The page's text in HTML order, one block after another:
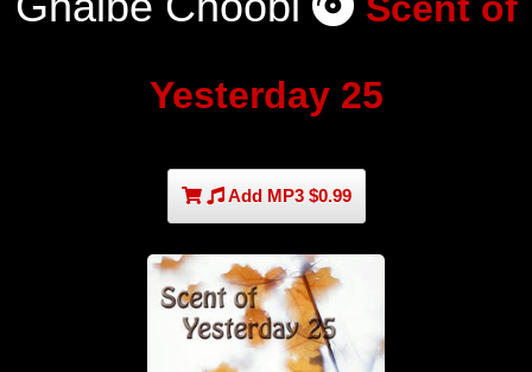
Yesterday 25
Add MP3 $0.99